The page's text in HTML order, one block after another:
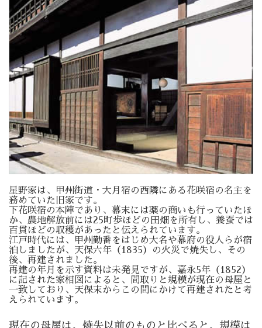
星野家は、甲州街道・大月宿の西隣にある花咲宿の名主を
務めていた旧家です。
下花咲宿の本陣であり、幕末には薬の商いも行っていたほ
か、農地解放前には25町歩ほどの田畑を所有し、養蚕では
百貫ほどの収穫があったと伝えられています。
江戸時代には、甲州勤番をはじめ大名や幕府の役人らが宿
泊しましたが、天保六年（1835）の火災で焼失し、その
後、再建されました。
再建の年月を示す資料は未発見ですが、嘉永5年（1852）
に記された家相図によると、間取りと規模が現在の母屋と
一致しており、天保末からこの間にかけて再建されたと考
えられています。